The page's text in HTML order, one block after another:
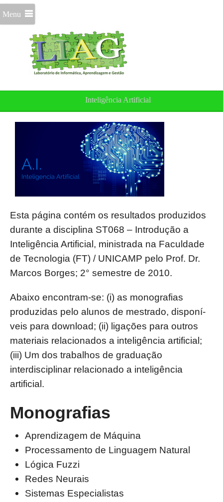
Menu
Inteligência Artificial
Esta página contém os resultados produzidos
durante a disciplina ST068 – Introdução a
Inteligência Artificial, ministrada na Faculdade
de Tecnologia (FT) / UNICAMP pelo Prof. Dr.
Marcos Borges; 2° semestre de 2010.
Abaixo encontram-se: (i) as monografias
produzidas pelo alunos de mestrado, disponí­
veis para download; (ii) ligações para outros
materiais relacionados a inteligência artificial;
(iii) Um dos trabalhos de graduação
interdisciplinar relacionado a inteligência
artificial.
Monografias
Aprendizagem de Máquina
Processamento de Linguagem Natural
Lógica Fuzzi
Redes Neurais
Sistemas Especialistas